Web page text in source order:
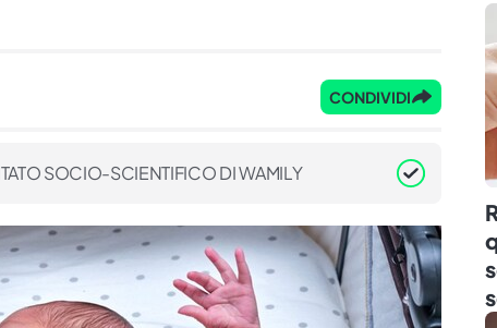
CONDIVIDI
SOCIO-SCIENTIFICO DI WAMILY